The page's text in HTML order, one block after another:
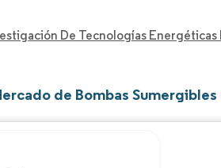
De Tecnologías
de Bombas